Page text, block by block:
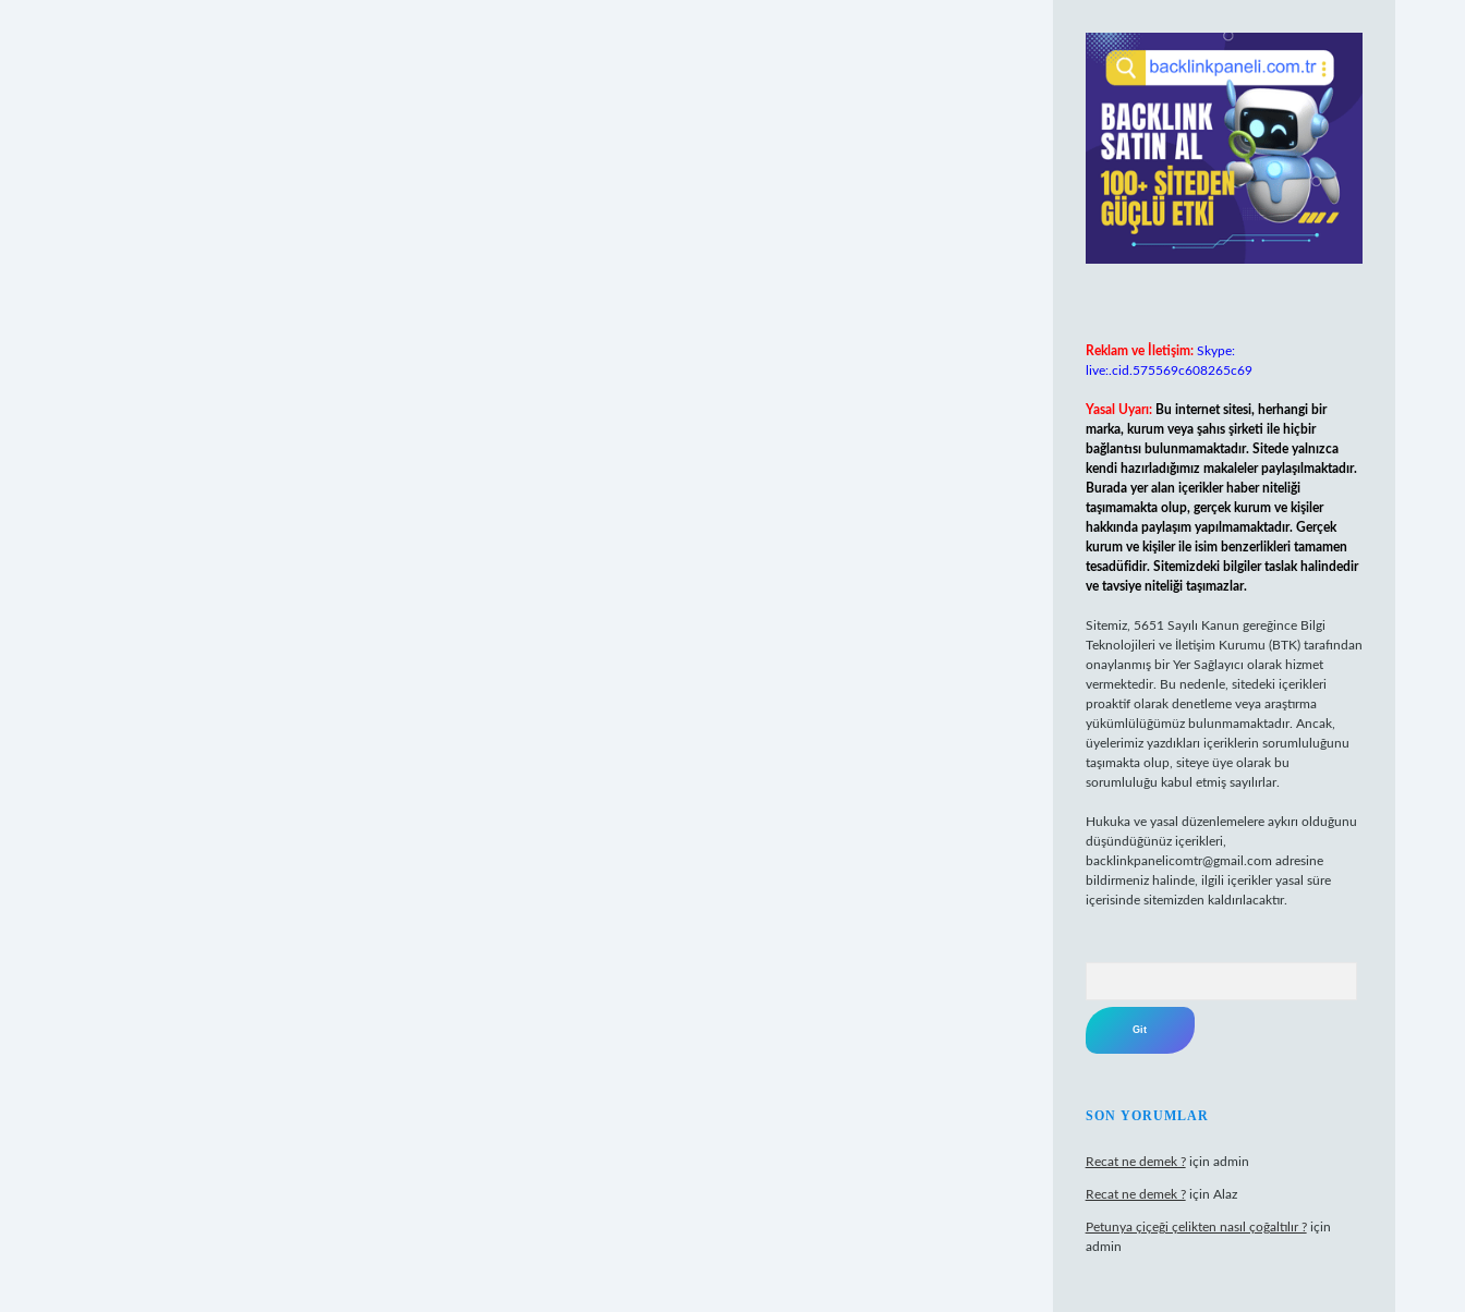
Reklam ve İletişim: Skype:
live:.cid.575569c608265c69
Yasal Uyarı: Bu internet sitesi, herhangi bir
marka, kurum veya şahıs şirketi ile hiçbir
bağlantısı bulunmamaktadır. Sitede yalnızca
kendi hazırladığımız makaleler paylaşılmaktadır.
Burada yer alan içerikler haber niteliği
taşımamakta olup, gerçek kurum ve kişiler
hakkında paylaşım yapılmamaktadır. Gerçek
kurum ve kişiler ile isim benzerlikleri tamamen
tesadüfidir. Sitemizdeki bilgiler taslak halindedir
ve tavsiye niteliği taşımazlar.
Sitemiz, 5651 Sayılı Kanun gereğince Bilgi
Teknolojileri ve İletişim Kurumu (BTK) tarafından
onaylanmış bir Yer Sağlayıcı olarak hizmet
vermektedir. Bu nedenle, sitedeki içerikleri
proaktif olarak denetleme veya araştırma
yükümlülüğümüz bulunmamaktadır. Ancak,
üyelerimiz yazdıkları içeriklerin sorumluluğunu
taşımakta olup, siteye üye olarak bu
sorumluluğu kabul etmiş sayılırlar.
Hukuka ve yasal düzenlemelere aykırı olduğunu
düşündüğünüz içerikleri,
backlinkpanelicomtr@gmail.com adresine
bildirmeniz halinde, ilgili içerikler yasal süre
içerisinde sitemizden kaldırılacaktır.
SON YORUMLAR
Recat ne demek ?için admin
Recat ne demek ?için Alaz
Petunya çiçeği çelikten nasıl çoğaltılır ?için
admin